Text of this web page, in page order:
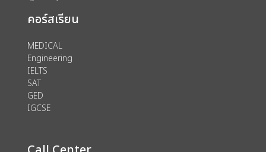
account_circle เข้าสู่ระบบ
assignment ลงทะเบียน
คอร์สเรียน
MEDICAL
Engineering
IELTS
SAT
GED
IGCSE